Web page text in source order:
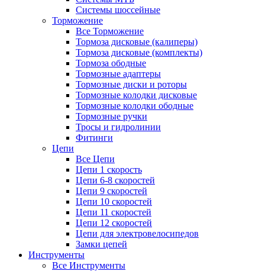
Системы шоссейные
Торможение
Все Торможение
Тормоза дисковые (калиперы)
Тормоза дисковые (комплекты)
Тормоза ободные
Тормозные адаптеры
Тормозные диски и роторы
Тормозные колодки дисковые
Тормозные колодки ободные
Тормозные ручки
Тросы и гидролинии
Фитинги
Цепи
Все Цепи
Цепи 1 скорость
Цепи 6-8 скоростей
Цепи 9 скоростей
Цепи 10 скоростей
Цепи 11 скоростей
Цепи 12 скоростей
Цепи для электровелосипедов
Замки цепей
Инструменты
Все Инструменты